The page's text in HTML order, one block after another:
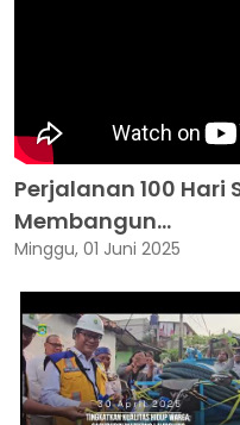
Perjalanan 100
Membangun...
Minggu, 01 Juni 2025